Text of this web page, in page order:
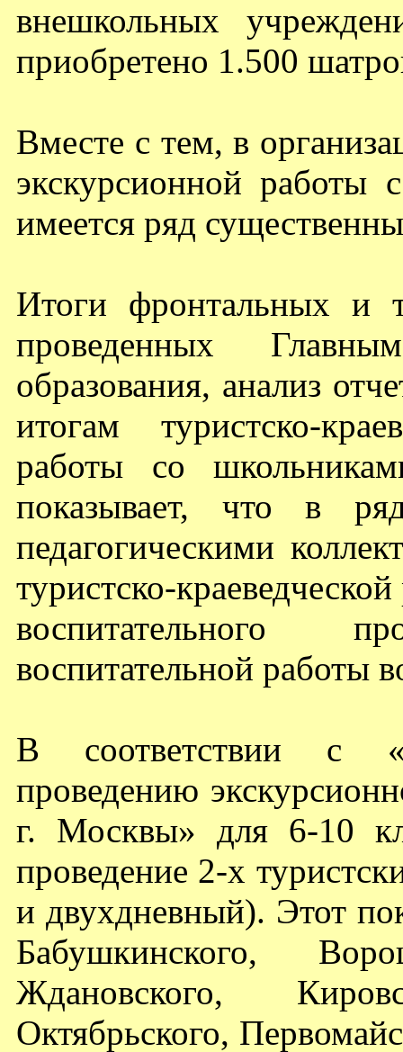
внешкольных
приобретено 1.500
Вместе с тем, в
экскурсионной
имеется ряд
Итоги фронтальных и
проведенных
образования, анализ
итогам туристско-
работы со
показывает, что в
педагогическими
туристско-
воспитательного
воспитательной работы
В соответствии с
проведению
г. Москвы» для 6-10
проведение 2-х
и двухдневный). Этот
Бабушкинского,
Ждановского,
Октябрьского,